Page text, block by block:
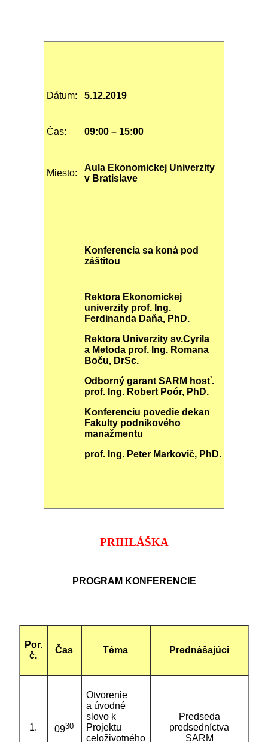
Dátum: 5.12.2019
Čas: 09:00 – 15:00
Miesto:
Aula Ekonomickej Univerzity
v Bratislave
Konferencia sa koná pod
záštitou
Rektora Ekonomickej
univerzity prof. Ing.
Ferdinanda Daňa, PhD.
Rektora Univerzity sv.Cyrila
a Metoda prof. Ing. Romana
Boču, DrSc.
Odborný garant SARM hosť.
prof. Ing. Robert Poór, PhD.
Konferenciu povedie dekan
Fakulty podnikového
manažmentu
prof. Ing. Peter Markovič, PhD.
PRIHLÁŠKA
PROGRAM KONFERENCIE
Por.
č.
Čas Téma Prednášajúci
1. 0930
Otvorenie
a úvodné
slovo k
Projektu
celoživotného
Predseda
predsedníctva
SARM